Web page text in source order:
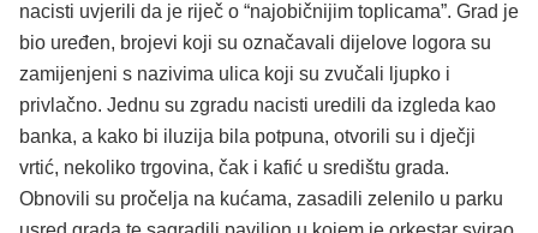
nacisti uvjerili da je riječ o “najobičnijim toplicama”. Grad je
bio uređen, brojevi koji su označavali dijelove logora su
zamijenjeni s nazivima ulica koji su zvučali ljupko i
privlačno. Jednu su zgradu nacisti uredili da izgleda kao
banka, a kako bi iluzija bila potpuna, otvorili su i dječji
vrtić, nekoliko trgovina, čak i kafić u središtu grada.
Obnovili su pročelja na kućama, zasadili zelenilo u parku